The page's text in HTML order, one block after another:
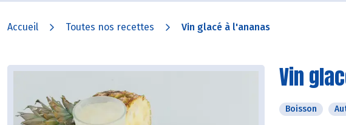
Accueil Toutes nos recettes Vin glacé à l'ananas
Vin
Boisson